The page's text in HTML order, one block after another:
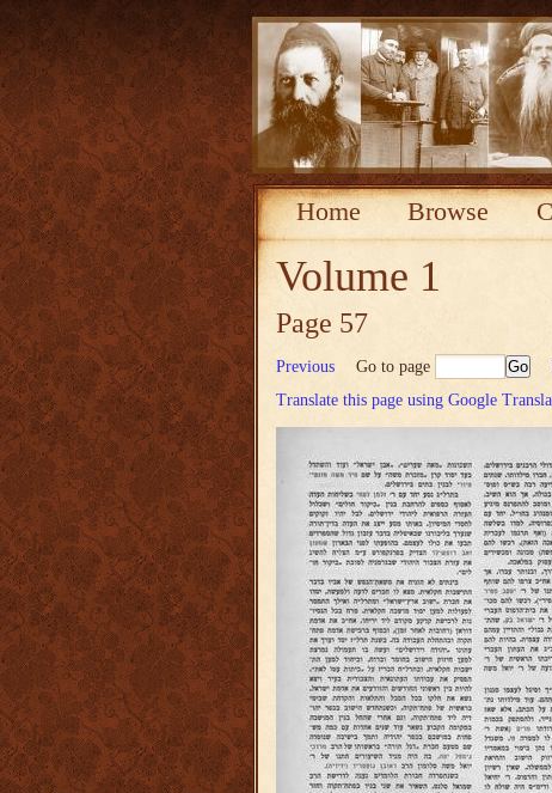
Home Browse
Volume 1
Page 57
Previous Go to page
Translate this page using Google